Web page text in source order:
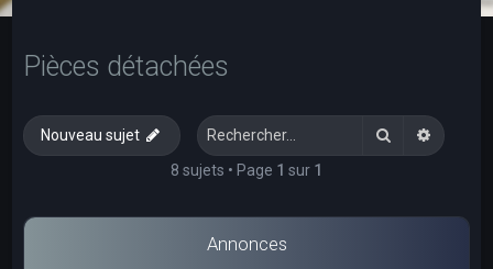
Pièces détachées
Nouveau sujet Rechercher
8 sujets • Page 1 sur 1
Annonces